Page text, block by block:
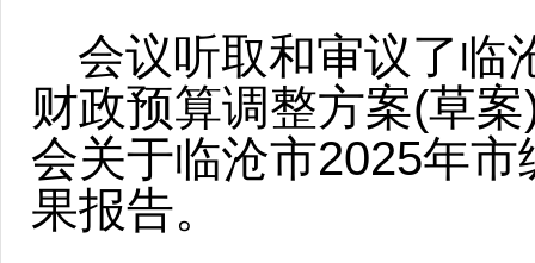
会议听取和审议了临
财政预算调整方案(草
会关于临沧市2025年
果报告。